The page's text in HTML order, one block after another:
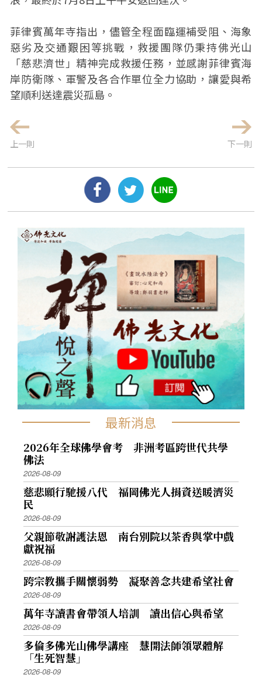
菲律賓萬年寺指出，儘管全程面臨運補受阻、海象
惡劣及交通艱困等挑戰，救援團隊仍秉持佛光山
「慈悲濟世」精神完成救援任務，並感謝菲律賓海
岸防衛隊、軍警及各合作單位全力協助，讓愛與希
望順利送達震災孤島。
上一則 下一則
最新消息
2026年全球佛學會考 非洲考區跨世代共學
佛法
2026-08-09
慈悲願行馳援八代 福岡佛光人捐資送暖濟災
民
2026-08-09
父親節敬謝護法恩 南台別院以茶香與掌中戲
獻祝福
2026-08-09
跨宗教攜手關懷弱勢 凝聚善念共建希望社會
2026-08-09
萬年寺讀書會帶領人培訓 讀出信心與希望
2026-08-09
多倫多佛光山佛學講座 慧開法師領眾體解
「生死智慧」
2026-08-09